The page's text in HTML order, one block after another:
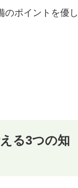
のポイントを優し
る3つの知